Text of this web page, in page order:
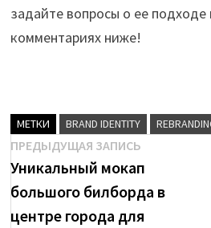
задайте вопросы о ее подходе
комментариях ниже!
МЕТКИ BRAND IDENTITY
Навигация
по
записям
ПРЕДЫДУЩАЯ ЗАПИСЬ
запись:
Уникальный мокап
большого билборда в
центре города для